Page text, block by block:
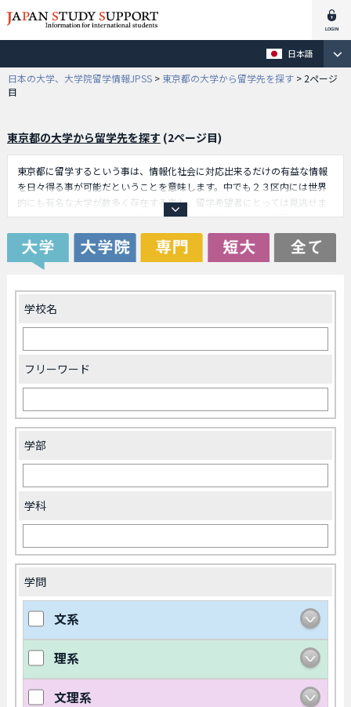
日本語
日本の大学、大学院留学情報JPSS > 東京都の大学から留学先を探す > 2ページ
目
東京都の大学から留学先を探す (2ページ目)
東京都に留学するという事は、情報化社会に対応出来るだけの有益な情報
を日々得る事が可能だということを意味します。中でも２３区内には世界
的にも有名な大学が数多く存在する事も、留学希望者にとっては見逃せま
せん。様々な有名企業への就職サポートも、選択をする上で重要なポイン
トとなります。折角の留学経験ですから、経験をグローバル社会で活かし
ていきたいのは、多くの留学生が望んでいる事です。外資系であろうと日
系であろうと、優秀な人材が常に求められていることは、今も昔も変わり
グローバル社会の第一線に立つリーダーとして活躍する為の能力を身に着
けることができます。
学校名
フリーワード
学部
学科
学問
文系
理系
文理系